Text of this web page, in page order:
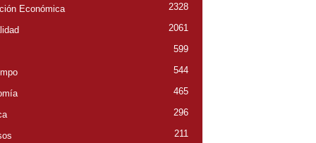
Económica 2328
2061
599
544
465
296
211